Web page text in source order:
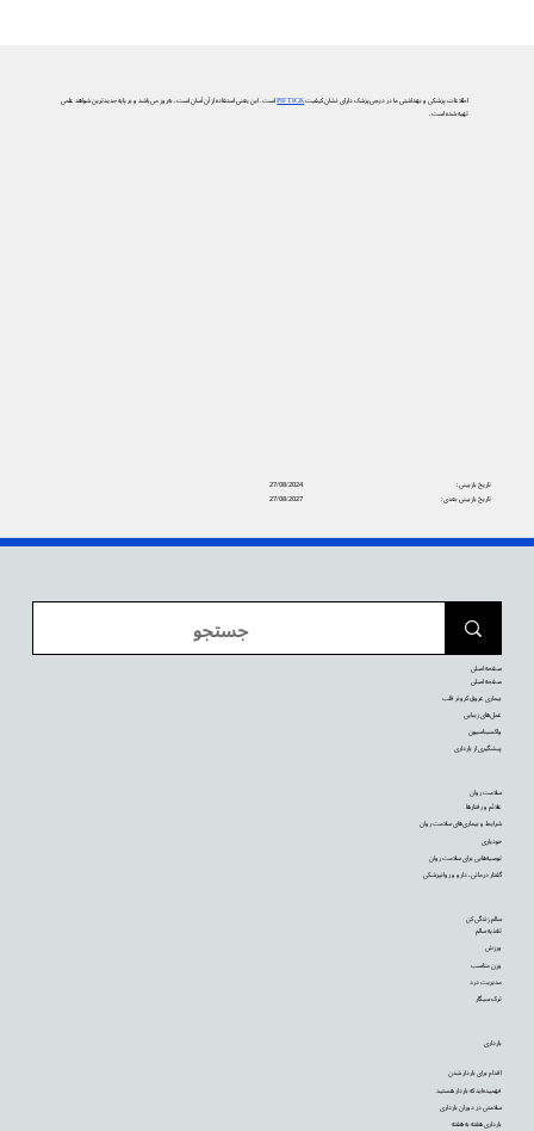
اطلاعات پزشکی و بهداشتی ما در دیجی‌پزشک دارای نشان کیفیتPIF TICKاست. این یعنی استفاده از آن آسان است، به‌روز می‌باشد و بر پایه جدیدترین شواهد علمی
تهیه شده است.
27/08/2024
تاریخ بازبینی:
27/08/2027
تاریخ بازبینی بعدی:
بارداری
اقدام برای باردار شدن
فهمیده‌اید که باردار هستید
سلامتی در دوران بارداری
بارداری هفته به هفته
سالم زندگی کن
تغذیه سالم
ورزش
وزن مناسب
مدیریت درد
ترک سیگار
سلامت روان
علائم و رفتارها
شرایط و بیماری‌های سلامت روان
خودیاری
توصیه‌‌هایی برای سلامت روان
گفتار درمانی، دارو و روانپزشکی
صفحه اصلی
صفحه اصلی
بیماری عروق کرونر قلب
عمل‌های زیبایی
واکسیناسیون
پیشگیری از بارداری